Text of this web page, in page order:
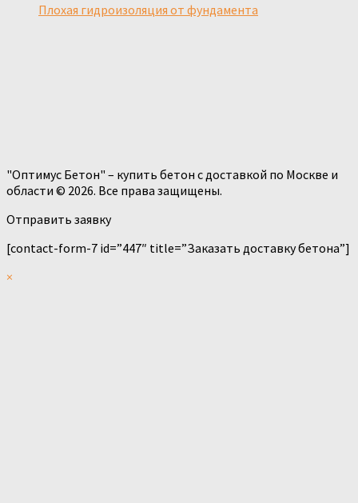
Плохая гидроизоляция от фундамента
"Оптимус Бетон" – купить бетон с доставкой по Москве и
области © 2026. Все права защищены.
Отправить заявку
[contact-form-7 id=”447″ title=”Заказать доставку бетона”]
×